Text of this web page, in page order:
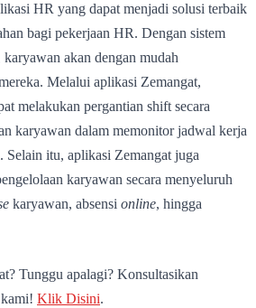
HR yang dapat menjadi solusi terbaik
bagi pekerjaan HR. Dengan sistem
akan dengan mudah
Melalui aplikasi Zemangat,
melakukan pergantian shift secara
karyawan dalam memonitor jadwal kerja
Selain itu, aplikasi Zemangat juga
karyawan secara menyeluruh
karyawan, absensi online, hingga
Tunggu apalagi? Konsultasikan
Klik Disini.